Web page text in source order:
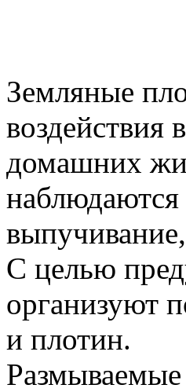
Земляные
воздействия
домашних
наблюдаются
С целью
организуют
и плотин.
Размываемые